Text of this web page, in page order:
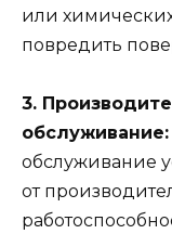
или
повредить
3.
обслуживание:
обслуживание
от